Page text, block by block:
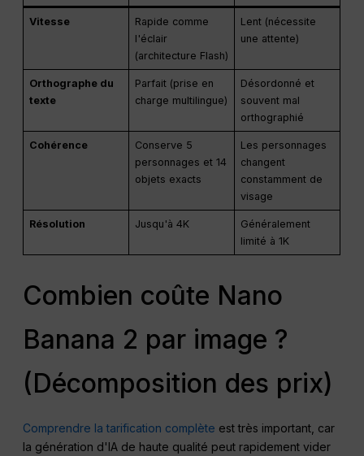
Vitesse
Rapide comme
l'éclair
(architecture Flash)
Lent (nécessite
une attente)
Orthographe du
texte
Parfait (prise en
charge multilingue)
Désordonné et
souvent mal
orthographié
Cohérence
Conserve 5
personnages et 14
objets exacts
Les personnages
changent
constamment de
visage
Résolution Jusqu'à 4K
Généralement
limité à 1K
Combien coûte Nano
Banana 2 par image ?
(Décomposition des prix)
Comprendre la tarification complète est très important, car
la génération d'IA de haute qualité peut rapidement vider